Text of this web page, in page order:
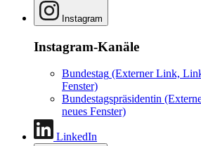
Instagram
Instagram-Kanäle
Bundestag (Externer Link,
Fenster)
Bundestagspräsidentin
neues Fenster)
LinkedIn